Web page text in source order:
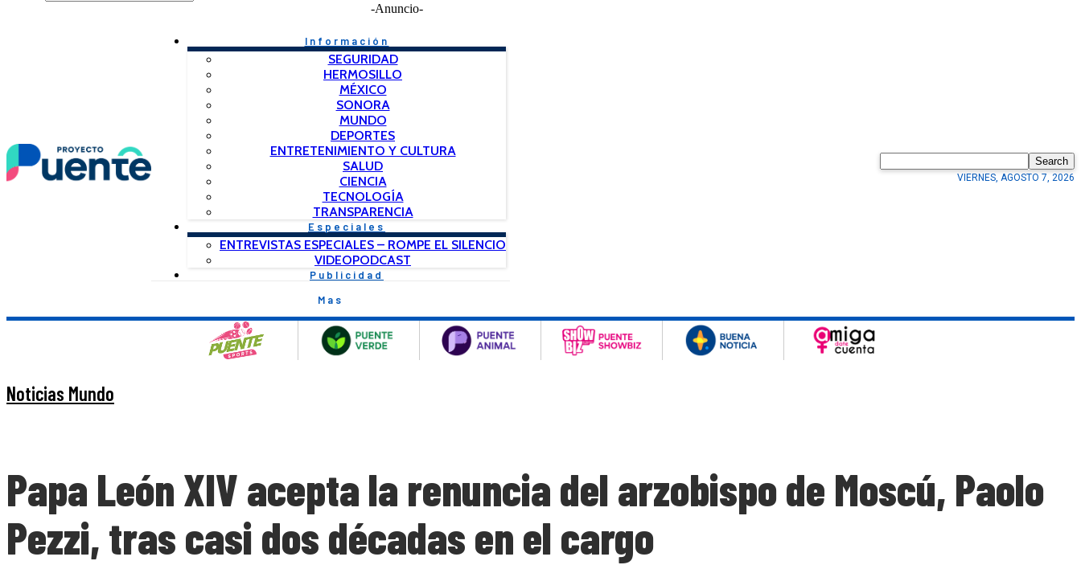
-Anuncio-
Información
SEGURIDAD
HERMOSILLO
MÉXICO
SONORA
MUNDO
DEPORTES
ENTRETENIMIENTO Y CULTURA
SALUD
CIENCIA
TECNOLOGÍA
TRANSPARENCIA
Especiales
ENTREVISTAS ESPECIALES – ROMPE EL SILENCIO
VIDEOPODCAST
Publicidad
Mas
Search
VIERNES, AGOSTO 7, 2026
Noticias Mundo
Papa León XIV acepta la renuncia del arzobispo de Moscú, Paolo
Pezzi, tras casi dos décadas en el cargo